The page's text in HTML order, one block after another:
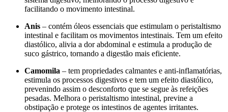
facilitando o movimento intestinal.
Anis – contém óleos essenciais que estimulam o peristaltismo
intestinal e facilitam os movimentos intestinais. Tem um efeito
diastólico, alivia a dor abdominal e estimula a produção de
suco gástrico, tornando a digestão mais eficiente.
Camomila – tem propriedades calmantes e anti-inflamatórias,
estimula os processos digestivos e tem um efeito diastólico,
prevenindo assim o desconforto que se segue às refeições
pesadas. Melhora o peristaltismo intestinal, previne a
obstipação e protege os intestinos de agentes irritantes.